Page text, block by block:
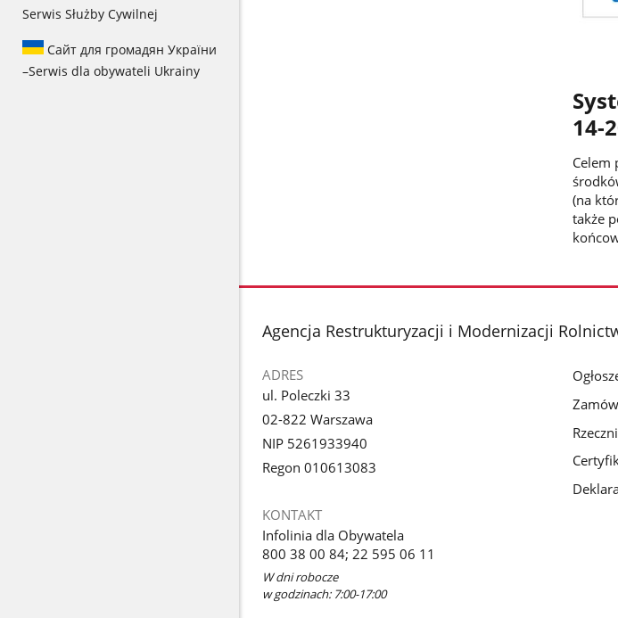
Serwis Służby Cywilnej
Сайт для громадян України
–Serwis dla obywateli Ukrainy
14-
Celem
(na
także
stopka
Agencja Restrukturyzacji i Modernizacji
ADRES
ul. Poleczki 33
02-822 Warszawa
NIP 5261933940
Regon 010613083
KONTAKT
Infolinia dla Obywatela
800 38 00 84; 22 595 06 11
W dni robocze
w godzinach: 7:00-17:00